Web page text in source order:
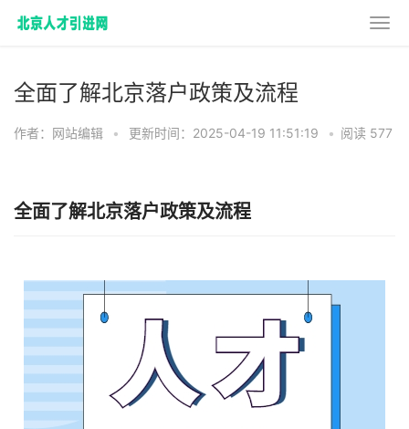
全面了解北京落户政策及流程
作者：网站编辑 • 更新时间：2025-04-19 11:51:19 • 阅读 577
全面了解北京落户政策及流程